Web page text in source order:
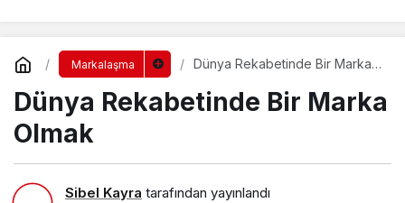
Markalaşma
Dünya Rekabetinde Bir Marka
Dünya Rekabetinde Bir Marka
Olmak
Sibel Kayra tarafından yayınlandı